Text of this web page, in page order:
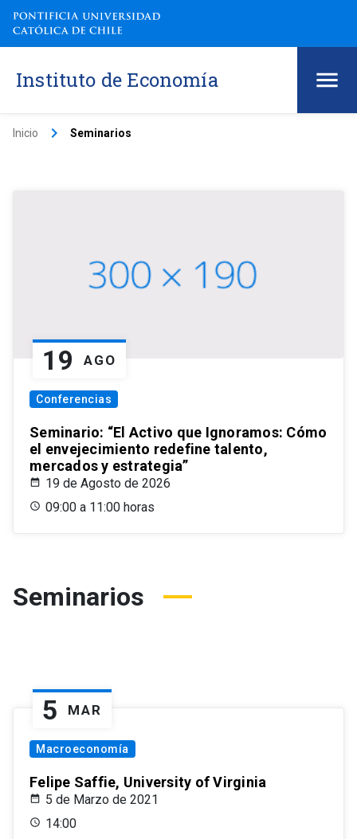
Instituto de Economía
Inicio keyboard_arrow_right Seminarios
19 AGO
Conferencias
Seminario: “El Activo que Ignoramos: Cómo
el envejecimiento redefine talento,
mercados y estrategia”
19 de Agosto de 2026
09:00 a 11:00 horas
Seminarios
5 MAR
Macroeconomía
Felipe Saffie, University of Virginia
5 de Marzo de 2021
14:00